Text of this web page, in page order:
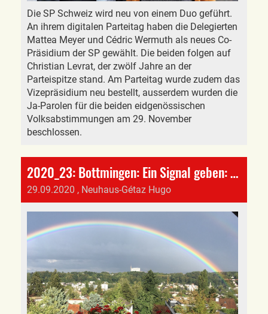
Die SP Schweiz wird neu von einem Duo geführt.
An ihrem digitalen Parteitag haben die Delegierten
Mattea Meyer und Cédric Wermuth als neues Co-
Präsidium der SP gewählt. Die beiden folgen auf
Christian Levrat, der zwölf Jahre an der
Parteispitze stand. Am Parteitag wurde zudem das
Vizepräsidium neu bestellt, ausserdem wurden die
Ja-Parolen für die beiden eidgenössischen
Volksabstimmungen am 29. November
beschlossen.
2020_23: Bottmingen: Ein Signal geben: NEIN!
29.09.2020 , Neuhaus-Gétaz Hugo